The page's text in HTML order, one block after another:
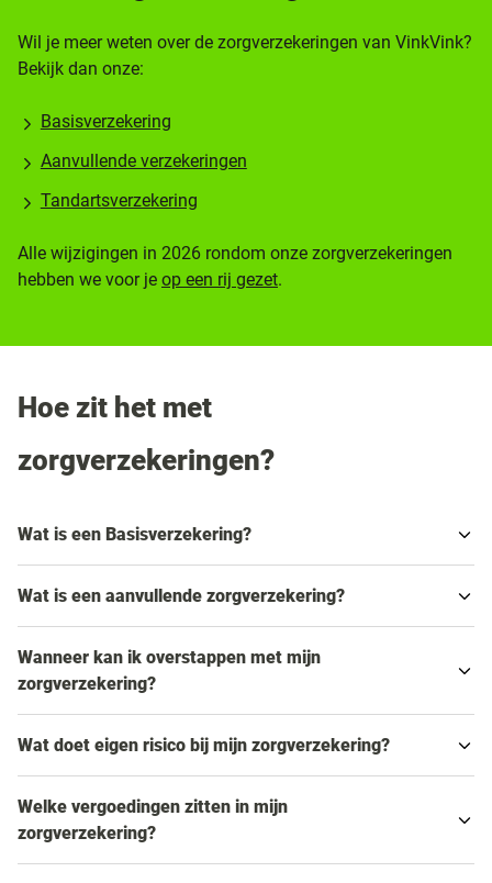
Wil je meer weten over de zorgverzekeringen van VinkVink?
Bekijk dan onze:
Basisverzekering
Aanvullende verzekeringen
Tandartsverzekering
Alle wijzigingen in 2026 rondom onze zorgverzekeringen
hebben we voor je op een rij gezet.
Hoe zit het met
zorgverzekeringen?
Wat is een Basisverzekering?
Wat is een aanvullende zorgverzekering?
Wanneer kan ik overstappen met mijn
zorgverzekering?
Wat doet eigen risico bij mijn zorgverzekering?
Welke vergoedingen zitten in mijn
zorgverzekering?